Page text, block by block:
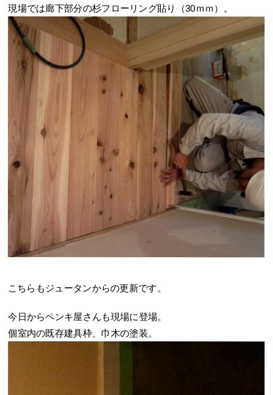
現場では廊下部分の杉フローリング貼り（30ｍｍ）。
こちらもジュータンからの更新です。
今日からペンキ屋さんも現場に登場。
個室内の既存建具枠、巾木の塗装。